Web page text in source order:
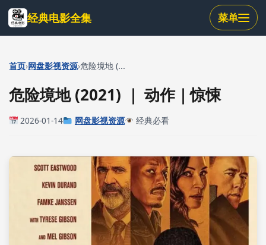
跳
到
主
内
经典电影全集 菜单
首页›网盘影视资源›危险境地 (...
危险境地 (2021) ｜ 动作｜惊悚
2026-01-14 网盘影视资源 经典必看